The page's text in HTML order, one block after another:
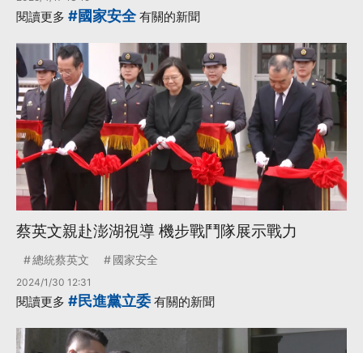
閱讀更多 #國家安全有關的新聞
蔡英文親赴澎湖視導 機步戰鬥隊展示戰力
總統蔡英文 國家安全
2024/1/30 12:31
閱讀更多 #民進黨立委 有關的新聞